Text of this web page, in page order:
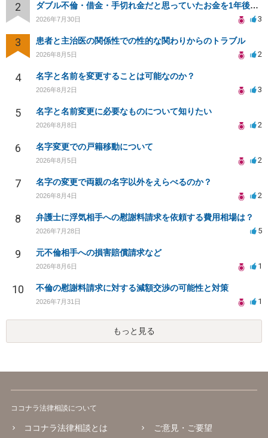
2 ダブル不倫・借金・手切れ金だと思っていたお金を1年後いまさら脅迫罪として通知書が来てまとめて請求
2026年7月30日 3
3 患者と主治医の関係性での性的な関わりからのトラブル
2026年8月5日 2
4 名字と名前を変更することは可能なのか？
2026年8月2日 3
5 名字と名前変更に必要なものについて知りたい
2026年8月8日 2
6 名字変更での戸籍移動について
2026年8月5日 2
7 名字の変更で両親の名字以外をえらべるのか？
2026年8月4日 2
8 弁護士に浮気相手への慰謝料請求を依頼する費用相場は？
2026年7月28日 5
9 元不倫相手への損害賠償請求など
2026年8月6日 1
10 不倫の慰謝料請求に対する減額交渉の可能性と対策
2026年7月31日 1
もっと見る
ココナラ法律相談について
ココナラ法律相談とは ご意見・ご要望